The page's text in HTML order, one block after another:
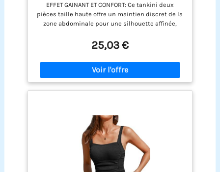
résistant au Chlore et séchage Rapide,
Parfait pour Les morphologies
généreuses
EFFET GAINANT ET CONFORT: Ce tankini deux
pièces taille haute offre un maintien discret de la
zone abdominale pour une silhouette affinée,
journées actives TISSU TECHNIQUE RÉSISTANT:
Conçu en tissu doux extensible avec protection
anti-chlore et séchage ultra-rapide, il conserve sa
forme et sa couleur même après de nombreux
lavages, pour une durabilité COUPE ADAPTÉE AUX
GRANDES TAILLES: La taille haute élastiquée et le
L à XXXL, avec un maintien DESIGN PRATIQUE POUR
LA BAIGNADE: Les bretelles réglables et le système
de fermeture à crochets permettent un enfilage
facile, tandis que la doublure intérieure offre une
couverture complète pour une STYLE VERSATILE
POUR L'ÉTÉ: Parfait pour la baignade, les sports
25,03 €